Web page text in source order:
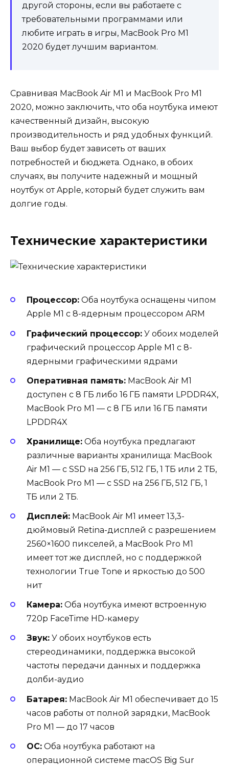
другой стороны, если вы работаете с
требовательными программами или
любите играть в игры, MacBook Pro M1
2020 будет лучшим вариантом.
Сравнивая MacBook Air M1 и MacBook Pro M1
2020, можно заключить, что оба ноутбука имеют
качественный дизайн, высокую
производительность и ряд удобных функций.
Ваш выбор будет зависеть от ваших
потребностей и бюджета. Однако, в обоих
случаях, вы получите надежный и мощный
ноутбук от Apple, который будет служить вам
долгие годы.
Технические характеристики
Процессор: Оба ноутбука оснащены чипом
Apple M1 с 8-ядерным процессором ARM
Графический процессор: У обоих моделей
графический процессор Apple M1 с 8-
ядерными графическими ядрами
Оперативная память: MacBook Air M1
доступен с 8 ГБ либо 16 ГБ памяти LPDDR4X,
MacBook Pro M1 — с 8 ГБ или 16 ГБ памяти
LPDDR4X
Хранилище: Оба ноутбука предлагают
различные варианты хранилища: MacBook
Air M1 — с SSD на 256 ГБ, 512 ГБ, 1 ТБ или 2 ТБ,
MacBook Pro M1 — с SSD на 256 ГБ, 512 ГБ, 1
ТБ или 2 ТБ.
Дисплей: MacBook Air M1 имеет 13,3-
дюймовый Retina-дисплей с разрешением
2560×1600 пикселей, а MacBook Pro M1
имеет тот же дисплей, но с поддержкой
технологии True Tone и яркостью до 500
нит
Камера: Оба ноутбука имеют встроенную
720p FaceTime HD-камеру
Звук: У обоих ноутбуков есть
стереодинамики, поддержка высокой
частоты передачи данных и поддержка
долби-аудио
Батарея: MacBook Air M1 обеспечивает до 15
часов работы от полной зарядки, MacBook
Pro M1 — до 17 часов
ОС: Оба ноутбука работают на
операционной системе macOS Big Sur